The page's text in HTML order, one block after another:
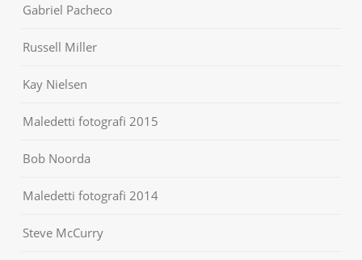
Gabriel Pacheco
Russell Miller
Kay Nielsen
Maledetti fotografi 2015
Bob Noorda
Maledetti fotografi 2014
Steve McCurry